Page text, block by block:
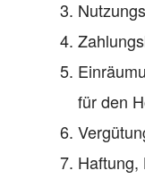
für den
Haftung,